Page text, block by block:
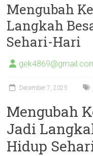
Mengubah
Langkah
Sehari-Hari
December 7, 2025
Mengubah
Jadi
Hidup